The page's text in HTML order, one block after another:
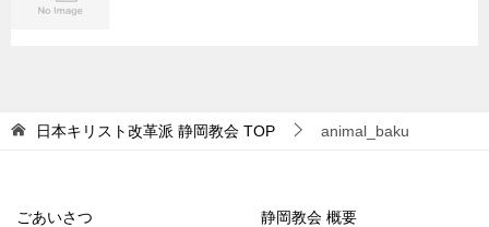
日本キリスト改革派 静岡教会 TOP animal_baku
ごあいさつ 静岡教会 概要